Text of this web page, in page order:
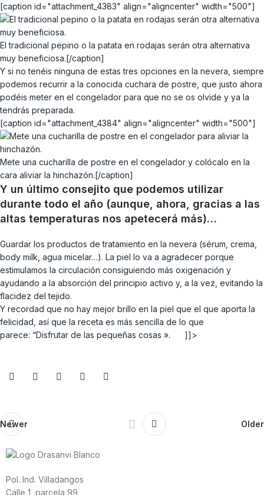
[caption id="attachment_4383" align="aligncenter" width="500"]
El tradicional pepino o la patata en rodajas serán otra alternativa
muy beneficiosa.[/caption]
Y si no tenéis ninguna de estas tres opciones en la nevera, siempre
podemos recurrir a la conocida cuchara de postre, que justo ahora
podéis meter en el congelador para que no se os olvide y ya la
tendrás preparada.
[caption id="attachment_4384" align="aligncenter" width="500"]
Mete una cucharilla de postre en el congelador y colócalo en la
cara aliviar la hinchazón.[/caption]
Y un último consejito que podemos utilizar
durante todo el año (aunque, ahora, gracias a las
altas temperaturas nos apetecerá más)…
Guardar los productos de tratamiento en la nevera (sérum, crema,
body milk, agua micelar…). La piel lo va a agradecer porque
estimulamos la circulación consiguiendo más oxigenación y
ayudando a la absorción del principio activo y, a la vez, evitando la
flacidez del tejido.
Y recordad que no hay mejor brillo en la piel que el que aporta la
felicidad, así que la receta es más sencilla de lo que
parece: “Disfrutar de las pequeñas cosas ». ]]>
Newer Older
Pol. Ind. Villadangos
Calle 1, parcela 99